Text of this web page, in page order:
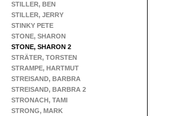
STILLER, BEN
STILLER, JERRY
STINKY PETE
STONE, SHARON
STONE, SHARON 2
STRÄTER, TORSTEN
STRAMPE, HARTMUT
STREISAND, BARBRA
STREISAND, BARBRA 2
STRONACH, TAMI
STRONG, MARK